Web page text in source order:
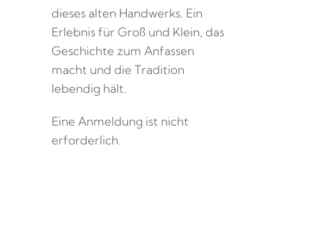
dieses alten Handwerks. Ein
Erlebnis für Groß und Klein, das
Geschichte zum Anfassen
macht und die Tradition
lebendig hält.
Eine Anmeldung ist nicht
erforderlich.